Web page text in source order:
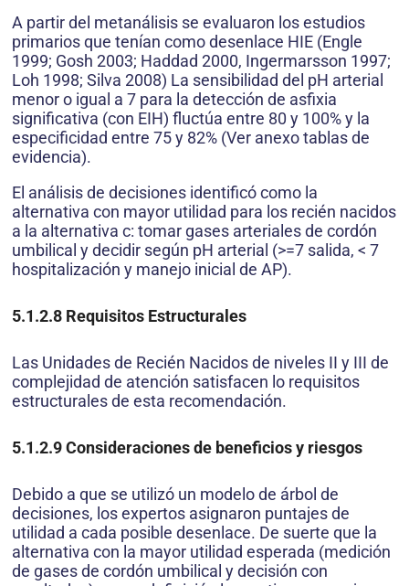
A partir del metanálisis se evaluaron los estudios
primarios que tenían como desenlace HIE (Engle
1999; Gosh 2003; Haddad 2000, Ingermarsson 1997;
Loh 1998; Silva 2008) La sensibilidad del pH arterial
menor o igual a 7 para la detección de asfixia
significativa (con EIH) fluctúa entre 80 y 100% y la
especificidad entre 75 y 82% (Ver anexo tablas de
evidencia).
El análisis de decisiones identificó como la
alternativa con mayor utilidad para los recién nacidos
a la alternativa c: tomar gases arteriales de cordón
umbilical y decidir según pH arterial (>=7 salida, < 7
hospitalización y manejo inicial de AP).
5.1.2.8 Requisitos Estructurales
Las Unidades de Recién Nacidos de niveles II y III de
complejidad de atención satisfacen lo requisitos
estructurales de esta recomendación.
5.1.2.9Consideraciones de beneficios y riesgos
Debido a que se utilizó un modelo de árbol de
decisiones, los expertos asignaron puntajes de
utilidad a cada posible desenlace. De suerte que la
alternativa con la mayor utilidad esperada (medición
de gases de cordón umbilical y decisión con